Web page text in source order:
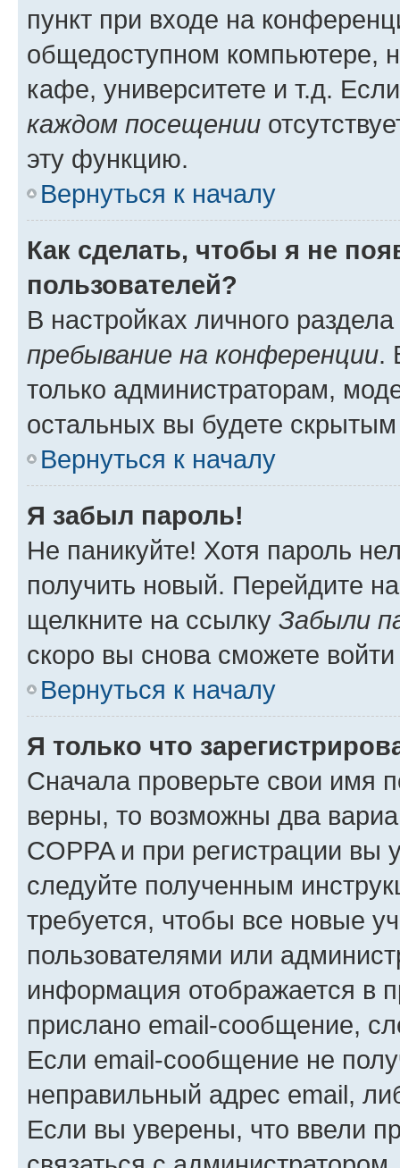
пункт при входе на
общедоступном компьютере,
кафе, университете и т.д.
каждом посещении
эту функцию.
Вернуться к началу
Как сделать, чтобы я не
пользователей?
В настройках личного
пребывание на конференции.
только администраторам,
остальных вы будете
Вернуться к началу
Я забыл пароль!
Не паникуйте! Хотя пароль
получить новый. Перейдите
щелкните на ссылку Забыли
скоро вы снова сможете
Вернуться к началу
Я только что
Сначала проверьте свои имя
верны, то возможны два
COPPA и при регистрации вы
следуйте полученным
требуется, чтобы все новые
пользователями или
информация отображается в
прислано email-сообщение,
Если email-сообщение не
неправильный адрес email,
Если вы уверены, что ввели